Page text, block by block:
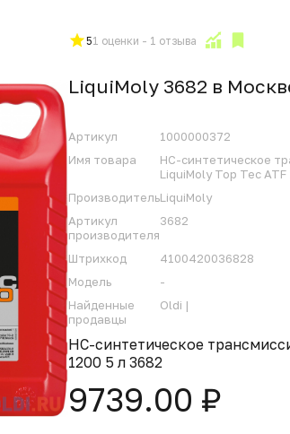
51 оценки - 1 отзыва
LiquiMoly 3682 в
Артикул
1000000372
Имя товара
НС-синтетическое
LiquiMoly Top Tec
ПроизводительLiquiMoly
Артикул
производителя
3682
Штрихкод
4100420036828
Модель
-
Найденные
продавцы
Oldi |
НС-синтетическое
1200 5 л 3682
9739.00 ₽